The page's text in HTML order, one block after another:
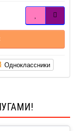
Одноклассники